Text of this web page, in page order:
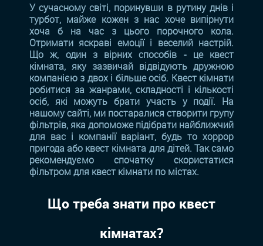
У сучасному світі, поринувши в рутину днів і
турбот, майже кожен з нас хоче випірнути
хоча б на час з цього порочного кола.
Отримати яскраві емоції і веселий настрій.
Що ж, один з вірних способів - це квест
кімната, яку зазвичай відвідують дружною
компанією з двох і більше осіб. Квест кімнати
робитися за жанрами, складності і кількості
осіб, які можуть брати участь у події. На
нашому сайті, ми постаралися створити групу
фільтрів, яка допоможе підібрати найближчий
для вас і компанії варіант, будь то хоррор
пригода або квест кімната для дітей. Так само
рекомендуємо спочатку скористатися
фільтром для квест кімнати по містах.
Що треба знати про квест
кімнатах?